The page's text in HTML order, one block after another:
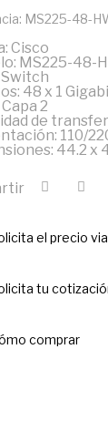
MS225-48-
Cisco
MS225-48-
Switch
48 x 1
2
de
110/
44.2 x
el precio
tu
comprar